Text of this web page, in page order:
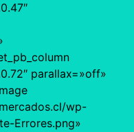
parallax=»off»
wp-
Errores.png»